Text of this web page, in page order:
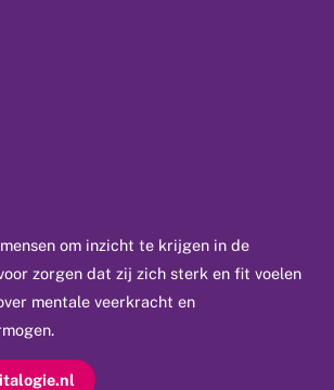
om inzicht te krijgen in de
zorgen dat zij zich sterk en fit voelen
mentale veerkracht en